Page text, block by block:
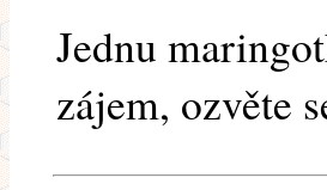
Jednu
zájem, ozvěte